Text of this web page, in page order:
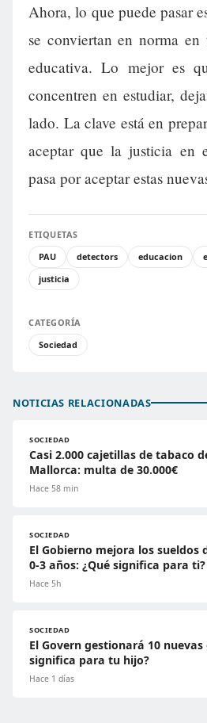
Ahora, lo que puede pasar
se conviertan en norma
educativa. Lo mejor es
concentren en estudiar,
lado. La clave está en
aceptar que la justicia en
pasa por aceptar estas
ETIQUETAS
PAU
detectors educacion
justicia
CATEGORÍA
Sociedad
NOTICIAS RELACIONADAS
SOCIEDAD
Casi 2.000 cajetillas de tabaco
Mallorca: multa de 30.000€
Hace 58 min
SOCIEDAD
El Gobierno mejora los sueldos
0-3 años: ¿Qué significa para ti?
Hace 5h
SOCIEDAD
El Govern gestionará 10 nuevas
significa para tu hijo?
Hace 1 días